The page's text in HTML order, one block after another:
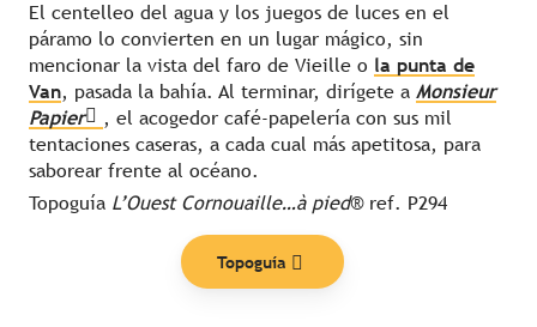
El centelleo del agua y los juegos de luces en el
páramo lo convierten en un lugar mágico, sin
mencionar la vista del faro de Vieille o la punta de
Van, pasada la bahía. Al terminar, dirígete a Monsieur
Papier
, el acogedor café-papelería con sus mil
tentaciones caseras, a cada cual más apetitosa, para
saborear frente al océano.
Topoguía L’Ouest Cornouaille…à pied® ref. P294
Topoguía